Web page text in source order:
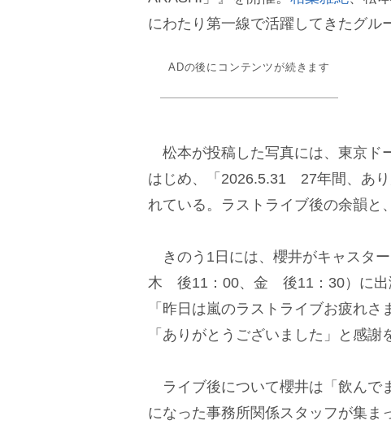
にわたり第一線で活躍してきたグル
ADの後にコンテンツが続きます
松本が投稿した写真には、東京ド
はじめ、「2026.5.31 27年間、あ
れている。ラストライブ後の余韻と
きのう1日には、櫻井がキャスタ
木 後11：00、金 後11：30）に出
「昨日は嵐のラストライブお疲れ
「ありがとうございました」と感謝
ライブ後について櫻井は「飲んで
になった事務所関係スタッフが集ま